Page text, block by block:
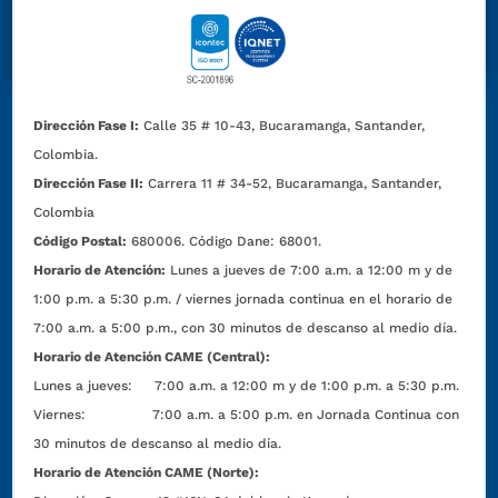
Dirección Fase I: Calle 35 # 10-43, Bucaramanga, Santander,
Colombia.
Dirección Fase II: Carrera 11 # 34-52, Bucaramanga, Santander,
Colombia
Código Postal: 680006. Código Dane: 68001.
Horario de Atención: Lunes a jueves de 7:00 a.m. a 12:00 m y de
1:00 p.m. a 5:30 p.m. / viernes jornada continua en el horario de
7:00 a.m. a 5:00 p.m., con 30 minutos de descanso al medio día.
Horario de Atención CAME (Central):
Lunes a jueves: 7:00 a.m. a 12:00 m y de 1:00 p.m. a 5:30 p.m.
Viernes: 7:00 a.m. a 5:00 p.m. en Jornada Continua con
30 minutos de descanso al medio día.
Horario de Atención CAME (Norte):